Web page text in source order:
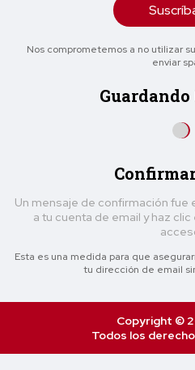
Nos comprometemos a no utilizar
enviar
Un mensaje de confirmación fue
a tu cuenta de email y haz
Esta es una medida para que
tu dirección de email
Copyright ©
Todos los